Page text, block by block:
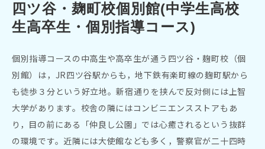
四ツ谷・麹町校個別館(中学生高校
生高卒生・個別指導コース)
個別指導コースの中高生や高卒生が通う四ツ谷・麹町校（個
別館）は，JR四ツ谷駅からも，地下鉄有楽町線の麹町駅から
も徒歩３分という好立地。新宿通りを挟んで反対側には上智
大学があります。校舎の隣にはコンビニエンスストアもあ
り，目の前にある「仲良し公園」では心癒されるという抜群
の環境です。近隣には大使館なども多く，警察官が二十四時